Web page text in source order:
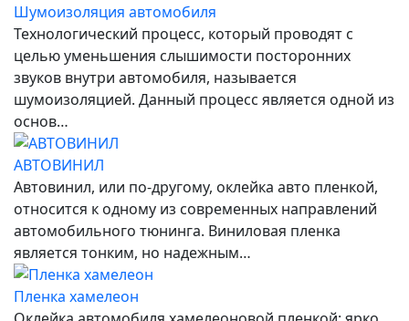
Шумоизоляция автомобиля
Технологический процесс, который проводят с
целью уменьшения слышимости посторонних
звуков внутри автомобиля, называется
шумоизоляцией. Данный процесс является одной из
основ…
АВТОВИНИЛ
Автовинил, или по-другому, оклейка авто пленкой,
относится к одному из современных направлений
автомобильного тюнинга. Виниловая пленка
является тонким, но надежным…
Пленка хамелеон